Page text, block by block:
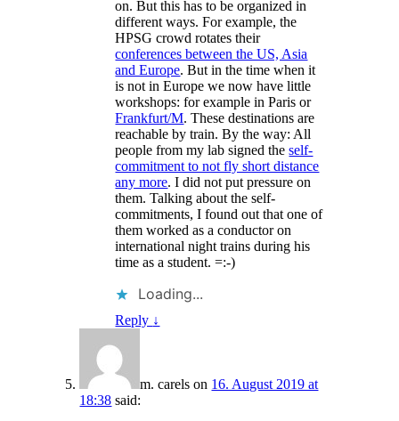
on. But this has to be organized in
different ways. For example, the
HPSG crowd rotates their
conferences between the US, Asia
and Europe. But in the time when it
is not in Europe we now have little
workshops: for example in Paris or
Frankfurt/M. These destinations are
reachable by train. By the way: All
people from my lab signed theself-
commitment to not fly short distance
any more. I did not put pressure on
them. Talking about the self-
commitments, I found out that one of
them worked as a conductor on
international night trains during his
time as a student. =:-)
Loading...
Reply ↓
m. carels on 16. August 2019 at
18:38 said: